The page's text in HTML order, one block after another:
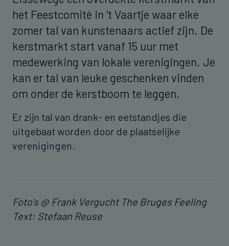
het Feestcomité in 't Vaartje waar elke
zomer tal van kunstenaars actief zijn. De
kerstmarkt start vanaf 15 uur met
medewerking van lokale verenigingen. Je
kan er tal van leuke geschenken vinden
om onder de kerstboom te leggen.
Er zijn tal van drank- en eetstandjes die
uitgebaat worden door de plaatselijke
verenigingen.
Foto's @ Frank Vergucht The Bruges Feeling
Text: Stefaan Reuse